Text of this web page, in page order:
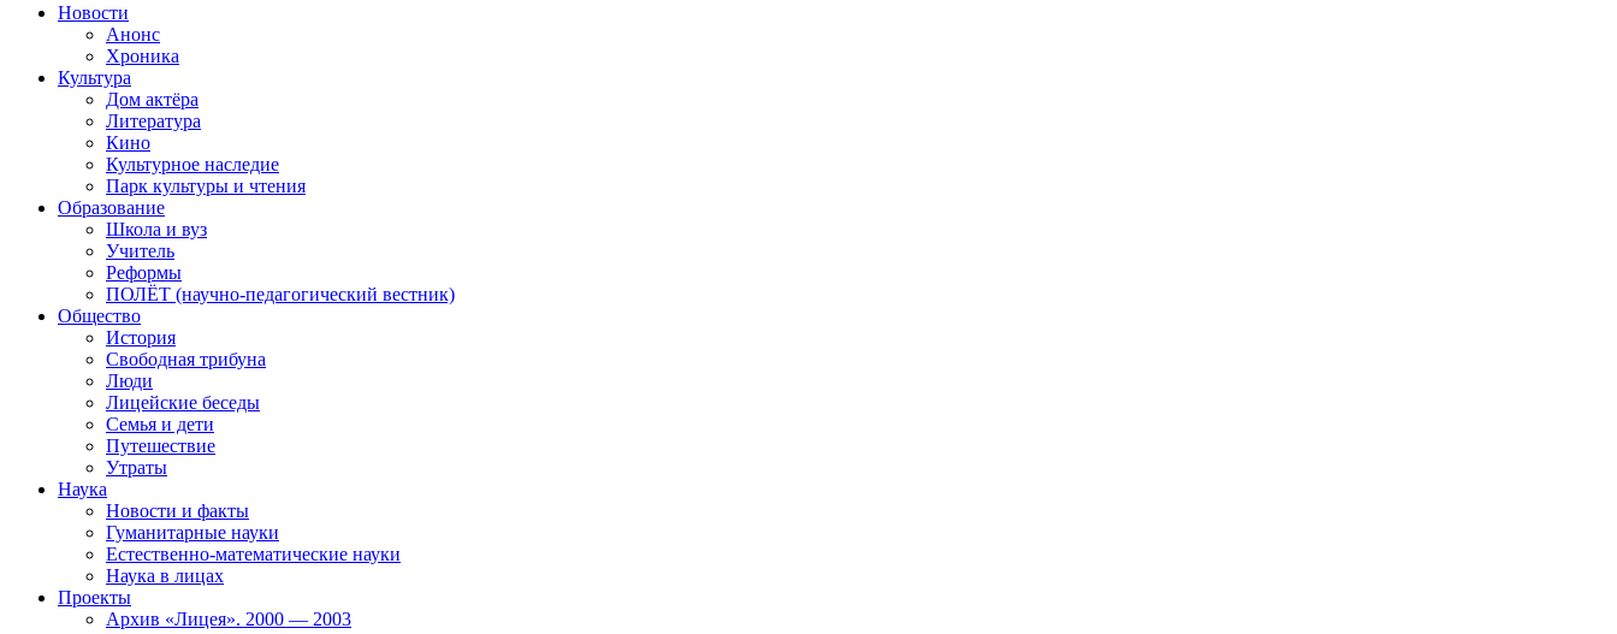
Новости
Анонс
Хроника
Культура
Дом актёра
Литература
Кино
Культурное наследие
Парк культуры и чтения
Образование
Школа и вуз
Учитель
Реформы
ПОЛЁТ (научно-педагогический вестник)
Общество
История
Свободная трибуна
Люди
Лицейские беседы
Семья и дети
Путешествие
Утраты
Наука
Новости и факты
Гуманитарные науки
Естественно-математические науки
Наука в лицах
Проекты
Архив «Лицея». 2000 — 2003